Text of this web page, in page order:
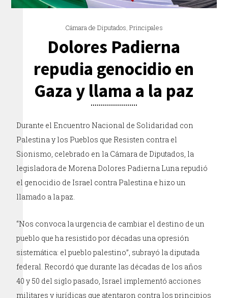
Cámara de Diputados, Principales
Dolores Padierna
repudia genocidio en
Gaza y llama a la paz
Durante el Encuentro Nacional de Solidaridad con
Palestina y los Pueblos que Resisten contra el
Sionismo, celebrado en la Cámara de Diputados, la
legisladora de Morena Dolores Padierna Luna repudió
el genocidio de Israel contra Palestina e hizo un
llamado a la paz.
“Nos convoca la urgencia de cambiar el destino de un
pueblo que ha resistido por décadas una opresión
sistemática: el pueblo palestino”, subrayó la diputada
federal. Recordó que durante las décadas de los años
40 y 50 del siglo pasado, Israel implementó acciones
militares y jurídicas que atentaron contra los principios